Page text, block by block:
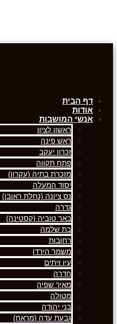
דף הבית
אודות
אנשי המושבות
ראשון לציון
ראש פינה
זכרון יעקב
פתח תקווה
מזכרת בתיה (עקרון)
יסוד המעלה
נס ציונה (נחלת ראובן)
גדרה
באר טוביה (קסטינה)
בת שלמה
רחובות
משמר הירדן
עין זיתים
חדרה
מאיר שפיה
מטולה
בני יהודה
גבעת עדה (מראח)